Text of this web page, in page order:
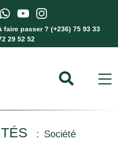
passer ? (+236) 75 93 33
29 52 52
Société